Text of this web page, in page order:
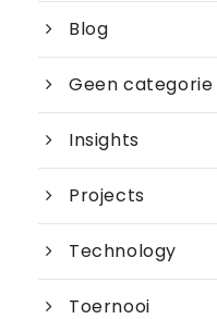
Blog
Geen categorie
Insights
Projects
Technology
Toernooi